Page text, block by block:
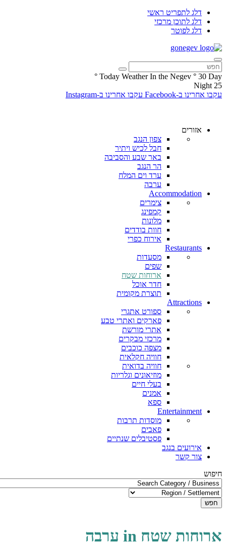
דלג לתפריט ראשי
דלג לתוכן מרכזי
דלג לפוטר
Today Weather In the Negev ° 30 Day
°
25
Night
עקבו אחרינו ב-Facebook
עקבו אחרינו ב-Instagram
אזורים
צפון הנגב
חבל לכיש ויתיר
באר שבע והסביבה
הר הנגב
ערד וים המלח
ערבה
Accommodation
צימרים
קמפינג
מלונות
חוות בודדים
אירוח כפרי
Restaurants
מסעדות
שפים
ארוחות שטח
חדר אוכל
תוצרת מקומית
Attractions
ספורט אתגרי
פארקים ואתרי טבע
אתרי מורשת
מרכזי מבקרים
מצפה כוכבים
חוויה חקלאית
חוויה בדואית
מוזיאונים וגלריות
בעלי חיים
אמנים
ספא
Entertainment
מוסדות תרבות
פאבים
פסטיבלים שנתיים
אירועים בנגב
צור קשר
חיפוש
חפש
ארוחות שטח in ערבה